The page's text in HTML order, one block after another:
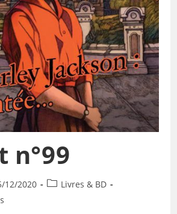
n°99
12/2020
Livres & BD